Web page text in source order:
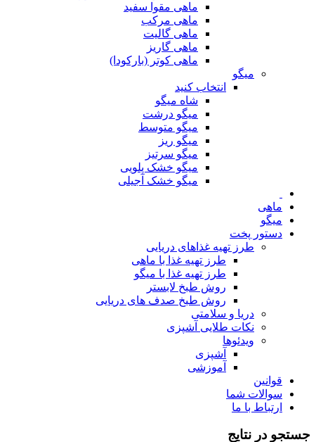
ماهی مقوا سفید
ماهی مرکب
ماهی گالیت
ماهی گاریز
ماهی کوتر (بارکودا)
میگو
انتخاب کنید
شاه میگو
میگو درشت
میگو متوسط
میگو ریز
میگو سرتیز
میگو خشک پلویی
میگو خشک آجیلی
ماهی
میگو
دستور پخت
طرز تهیه غذاهای دریایی
طرز تهیه غذا با ماهی
طرز تهیه غذا با میگو
روش طبخ لابستر
روش طبخ صدف های دریایی
دریا و سلامتی
نکات طلایی آشپزی
ویدئوها
آشپزی
آموزشی
قوانین
سوالات شما
ارتباط با ما
جستجو در نتایج